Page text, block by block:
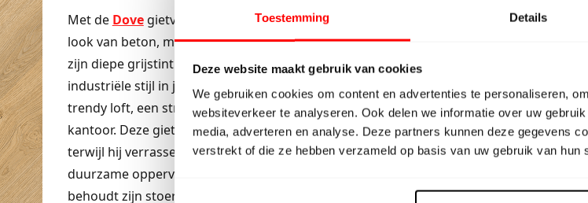
Toestemming Details
Deze website maakt gebruik van cookies
We gebruiken cookies om content en advertenties te personaliseren,
websiteverkeer te analyseren. Ook delen we informatie over uw
media, adverteren en analyse. Deze partners kunnen deze gegevens
verstrekt of die ze hebben verzameld op basis van uw gebruik van hun
Met de Dovegietvloer in donkergrijs biedt je de robuuste
look van beton, maar dan zonder de ongemakken. Met
zijn diepe grijstint brengt deze vloer een moderne,
industriële stijl in je interieur. Perfect geschikt voor een
trendy loft, een strak appartement of een eigentijds
kantoor. Deze gietvloer straalt kracht en karakter uit,
terwijl hij verrassend eenvoudig te onderhouden is. Het
duurzame oppervlak is makkelijk schoon te maken en
behoudt zijn stoere uitstraling, zelfs bij intensief gebruik.